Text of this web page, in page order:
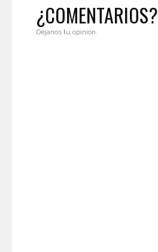
¿COMENTARIOS?
Déjanos tu opinión.